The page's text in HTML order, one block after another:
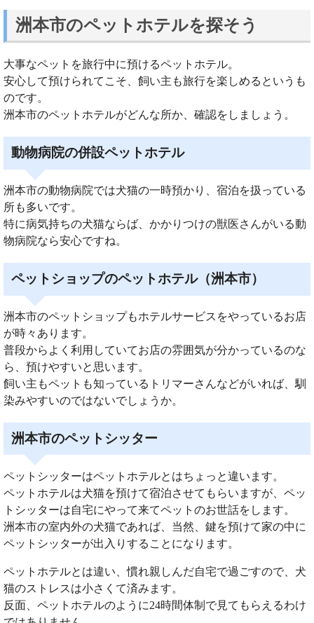
洲本市のペットホテルを探そう
大事なペットを旅行中に預けるペットホテル。
安心して預けられてこそ、飼い主も旅行を楽しめるというも
のです。
洲本市のペットホテルがどんな所か、確認をしましょう。
動物病院の併設ペットホテル
洲本市の動物病院では犬猫の一時預かり、宿泊を扱っている
所も多いです。
特に病気持ちの犬猫ならば、かかりつけの獣医さんがいる動
物病院なら安心ですね。
ペットショップのペットホテル（洲本市）
洲本市のペットショップもホテルサービスをやっているお店
が時々あります。
普段からよく利用していてお店の雰囲気が分かっているのな
ら、預けやすいと思います。
飼い主もペットも知っているトリマーさんなどがいれば、馴
染みやすいのではないでしょうか。
洲本市のペットシッター
ペットシッターはペットホテルとはちょっと違います。
ペットホテルは犬猫を預けて宿泊させてもらいますが、ペッ
トシッターは自宅にやって来てペットのお世話をします。
洲本市の室内外の犬猫であれば、当然、鍵を預けて家の中に
ペットシッターが出入りすることになります。
ペットホテルとは違い、慣れ親しんだ自宅で過ごすので、犬
猫のストレスは小さくて済みます。
反面、ペットホテルのように24時間体制で見てもらえるわけ